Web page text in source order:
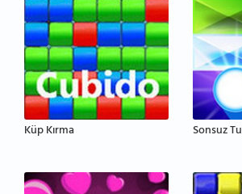
Küp Kırma Sonsuz